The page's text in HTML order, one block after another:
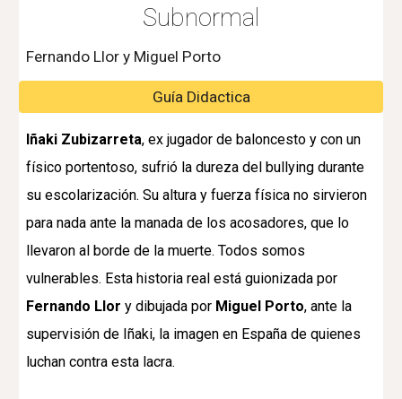
Subnormal
Fernando Llor y Miguel Porto
Guía Didactica
Iñaki Zubizarreta, ex jugador de baloncesto y con un
físico portentoso, sufrió la dureza del bullying durante
su escolarización. Su altura y fuerza física no sirvieron
para nada ante la manada de los acosadores, que lo
llevaron al borde de la muerte. Todos somos
vulnerables. Esta historia real está guionizada por
Fernando Llor y dibujada por Miguel Porto, ante la
supervisión de Iñaki, la imagen en España de quienes
luchan contra esta lacra.